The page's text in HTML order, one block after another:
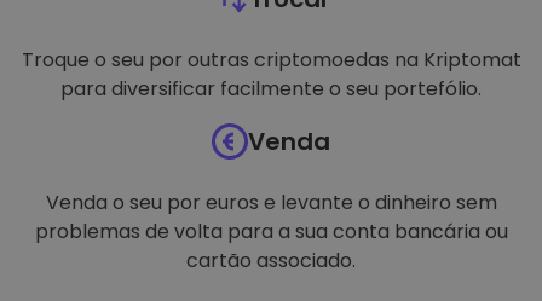
Troque o seu por outras criptomoedas na Kriptomat
para diversificar facilmente o seu portefólio.
Venda
Venda o seu por euros e levante o dinheiro sem
problemas de volta para a sua conta bancária ou
cartão associado.